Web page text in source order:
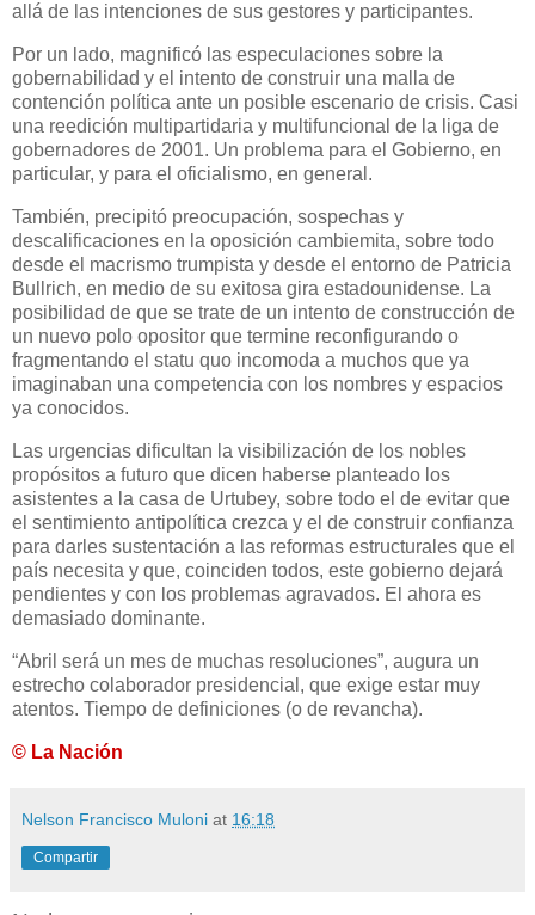
allá de las intenciones de sus gestores y participantes.
Por un lado, magnificó las especulaciones sobre la
gobernabilidad y el intento de construir una malla de
contención política ante un posible escenario de crisis. Casi
una reedición multipartidaria y multifuncional de la liga de
gobernadores de 2001. Un problema para el Gobierno, en
particular, y para el oficialismo, en general.
También, precipitó preocupación, sospechas y
descalificaciones en la oposición cambiemita, sobre todo
desde el macrismo trumpista y desde el entorno de Patricia
Bullrich, en medio de su exitosa gira estadounidense. La
posibilidad de que se trate de un intento de construcción de
un nuevo polo opositor que termine reconfigurando o
fragmentando el statu quo incomoda a muchos que ya
imaginaban una competencia con los nombres y espacios
ya conocidos.
Las urgencias dificultan la visibilización de los nobles
propósitos a futuro que dicen haberse planteado los
asistentes a la casa de Urtubey, sobre todo el de evitar que
el sentimiento antipolítica crezca y el de construir confianza
para darles sustentación a las reformas estructurales que el
país necesita y que, coinciden todos, este gobierno dejará
pendientes y con los problemas agravados. El ahora es
demasiado dominante.
“Abril será un mes de muchas resoluciones”, augura un
estrecho colaborador presidencial, que exige estar muy
atentos. Tiempo de definiciones (o de revancha).
© La Nación
Nelson Francisco Muloni at 16:18
Compartir